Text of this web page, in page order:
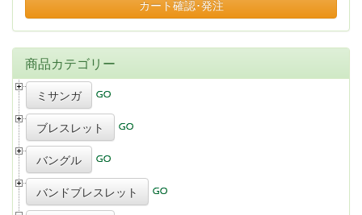
カート確認･発注
商品カテゴリー
ミサンガ
ブレスレット
バングル
バンドブレスレット